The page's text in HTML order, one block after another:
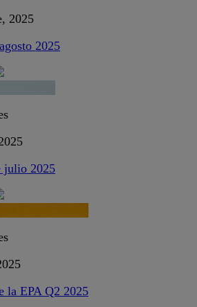
2025
2025
julio 2025
la EPA Q2 2025